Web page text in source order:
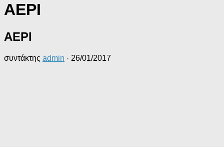
AEPI
AEPI
συντάκτης admin · 26/01/2017